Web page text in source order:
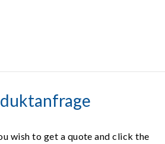
wish to get a quote and click the